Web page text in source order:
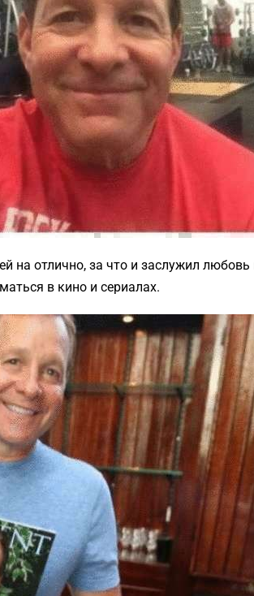
на отлично, за что и заслужил любовь
в кино и сериалах.